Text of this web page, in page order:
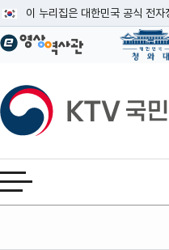
이 누리집은 대한민국 공식 전자
공식 누리집 주소 확인하기
이밖에 or.kr 또는 .kr등 다른 도
운영중인 공식 누리집보기
KTV국민방송
전체메뉴 열기
본문